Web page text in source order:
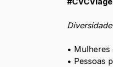
• Mulheres
• Pessoas